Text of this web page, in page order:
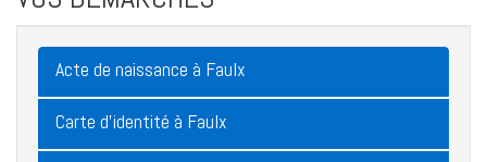
Acte de naissance à Faulx
Carte d'identité à Faulx